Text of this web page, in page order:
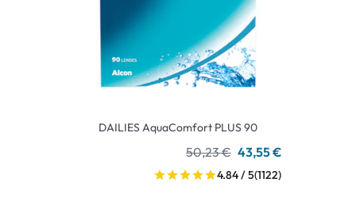
DAILIES AquaComfort PLUS 90
50,23 € 43,55 €
4.84 / 5(1122)